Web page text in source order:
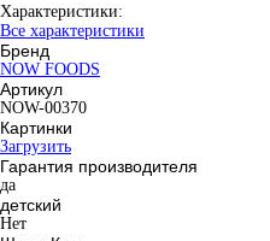
Характеристики:
Все характеристики
Бренд
NOW FOODS
Артикул
NOW-00370
Картинки
Загрузить
Гарантия производителя
да
детский
Нет